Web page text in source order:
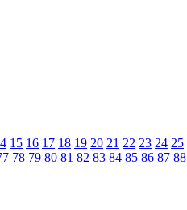
15 16 17 18 19 20 21 22 23 24 25
78 79 80 81 82 83 84 85 86 87 88